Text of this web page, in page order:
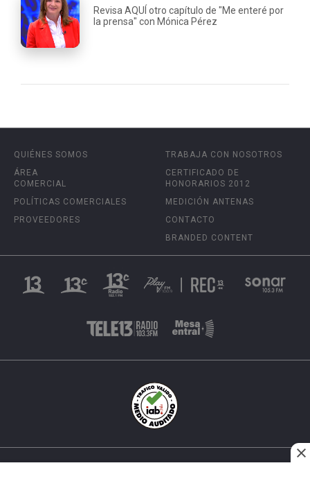
Revisa AQUÍ otro capítulo de "Me enteré por
la prensa" con Mónica Pérez
QUIÉNES SOMOS
ÁREA
COMERCIAL
POLÍTICAS COMERCIALES
PROVEEDORES
TRABAJA CON NOSOTROS
CERTIFICADO DE
HONORARIOS 2012
MEDICIÓN ANTENAS
CONTACTO
BRANDED CONTENT